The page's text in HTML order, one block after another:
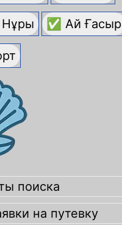
Нұры ✅ Ай Ғасыр
поиска
на путевку